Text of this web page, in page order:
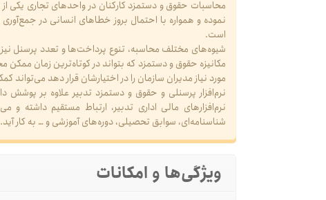
محاسبات حقوق و دستمزد کارکنان در واحد‌های تجاری یکی
نموده و همواره با احتمال بروز خطاهای انسانی در
است.
شیوه‌های مختلف محاسبه، تنوع پرداخت‌ها و تعدد پرسنل
مکانیزه حقوق و دستمزد که بتواند در کوتاه‌ترین زمان
مورد نیاز مدیران سازمان را در اختیارشان قرار دهد
نرم‌افزار پرسنلی و حقوق و دستمزد تدبیر علاوه بر پوشش
نرم‌افزارهای مالی اداری تدبیر، ارتباط مستقیم داشته و
شناسنامه‌ای، سوابق تحصیلی، دوره‌های آموزشی و … به کار آید.
ویژگی‌ها و امکانات